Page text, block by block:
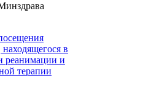
в
реанимации и
терапии